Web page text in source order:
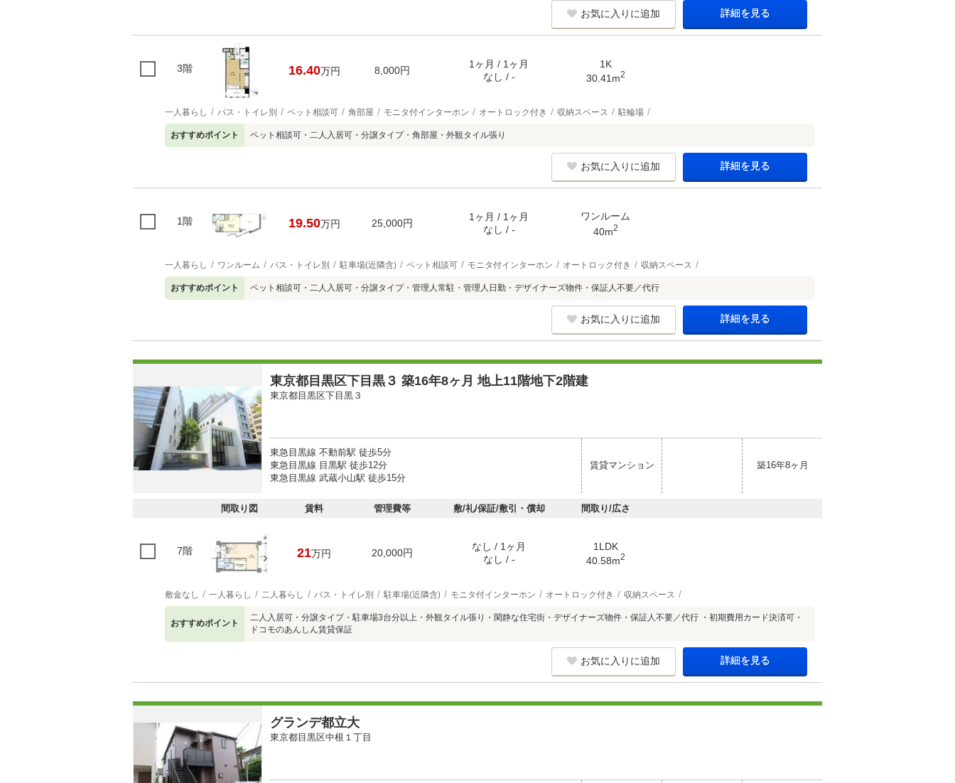
お気に入りに追加 詳細を見る
3階 16.40万円 8,000円
1ヶ月 / 1ヶ月
なし / -
1K
30.41m2
一人暮らし バス・トイレ別 ペット相談可 角部屋 モニタ付インターホン オートロック付き 収納スペース 駐輪場
おすすめポイント ペット相談可・二人入居可・分譲タイプ・角部屋・外観タイル張り
お気に入りに追加 詳細を見る
1階 19.50万円 25,000円
1ヶ月 / 1ヶ月
なし / -
ワンルーム
40m2
一人暮らし ワンルーム バス・トイレ別 駐車場(近隣含) ペット相談可 モニタ付インターホン オートロック付き 収納スペース
おすすめポイント ペット相談可・二人入居可・分譲タイプ・管理人常駐・管理人日勤・デザイナーズ物件・保証人不要／代行
お気に入りに追加 詳細を見る
東京都目黒区下目黒３ 築16年8ヶ月 地上11階地下2階建
東京都目黒区下目黒３
東急目黒線 不動前駅 徒歩5分
東急目黒線 目黒駅 徒歩12分
東急目黒線 武蔵小山駅 徒歩15分
賃貸マンション 築16年8ヶ月
間取り図 賃料 管理費等 敷/礼/保証/敷引・償却 間取り/広さ
7階 21万円 20,000円
なし / 1ヶ月
なし / -
1LDK
40.58m2
敷金なし 一人暮らし 二人暮らし バス・トイレ別 駐車場(近隣含) モニタ付インターホン オートロック付き 収納スペース
おすすめポイント
二人入居可・分譲タイプ・駐車場3台分以上・外観タイル張り・閑静な住宅街・デザイナーズ物件・保証人不要／代行 ・初期費用カード決済可・
ドコモのあんしん賃貸保証
お気に入りに追加 詳細を見る
グランデ都立大
東京都目黒区中根１丁目